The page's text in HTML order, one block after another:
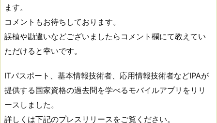
ます。
コメントもお待ちしております。
誤植や勘違いなどございましたらコメント欄にて教えてい
ただけると幸いです。
ITパスポート、基本情報技術者、応用情報技術者などIPAが
提供する国家資格の過去問を学べるモバイルアプリをリリ
ースしました。
詳しくは下記のプレスリリースをご覧ください。